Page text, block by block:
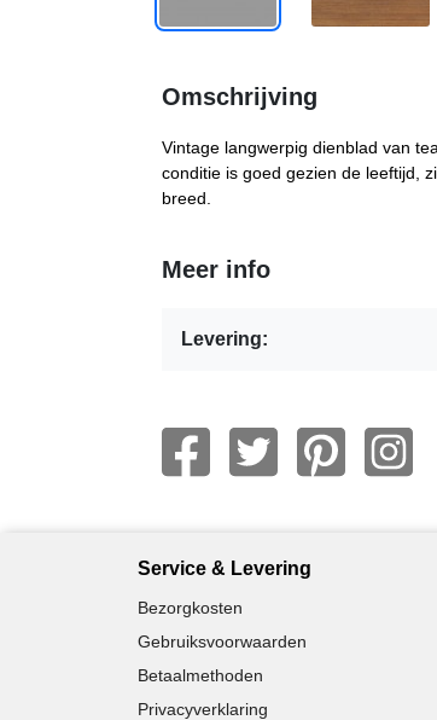
Omschrijving
Vintage langwerpig dienblad van
conditie is goed gezien de leeftijd,
breed.
Meer info
Levering:
Service & Levering
Bezorgkosten
Gebruiksvoorwaarden
Betaalmethoden
Privacyverklaring